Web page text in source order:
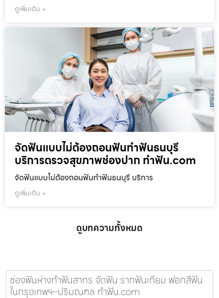
ดูเพิ่มเติม »
จัดฟันแบบไม่ต้องถอนฟันทำฟันธนบุรี
บริการตรวจสุขภาพช่องปาก ทำฟัน.com
จัดฟันแบบไม่ต้องถอนฟันทำฟันธนบุรี บริการ
ดูเพิ่มเติม »
ดูบทความทั้งหมด
ช่องฟันห่างทำฟันสาทร จัดฟัน รากฟันเทียม ฟอกสีฟัน
ในกรุงเทพฯ–ปริมณฑล ทำฟัน.com